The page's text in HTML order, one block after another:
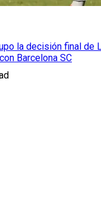
la decisión final de
Barcelona SC